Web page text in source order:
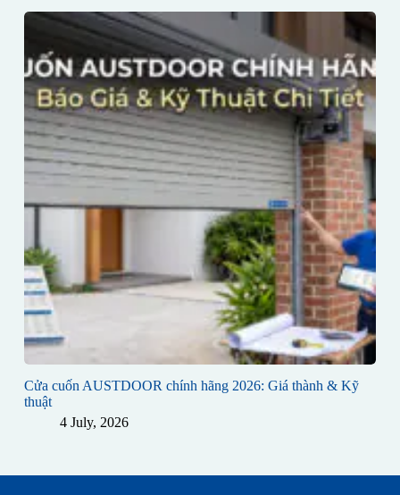
Cửa cuốn AUSTDOOR chính hãng 2026: Giá thành & Kỹ
thuật
4 July, 2026